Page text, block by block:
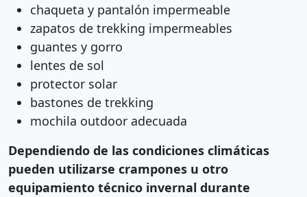
chaqueta y pantalón impermeable
zapatos de trekking impermeables
guantes y gorro
lentes de sol
protector solar
bastones de trekking
mochila outdoor adecuada
Dependiendo de las condiciones climáticas
pueden utilizarse crampones u otro
equipamiento técnico invernal durante